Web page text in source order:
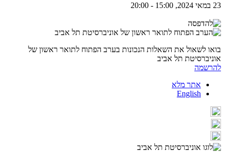
23 במאי 2024, 15:00 - 20:00
בואו לשאול את השאלות הנכונות בערב הפתוח לתואר ראשון של
אוניברסיטת תל אביב
להרשמה
אתר מלא
English